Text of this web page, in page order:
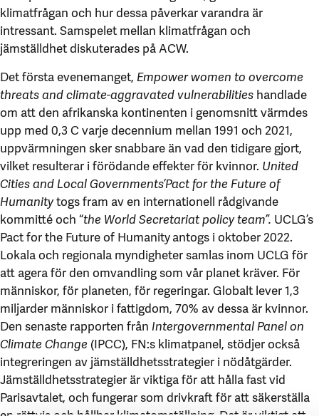
klimatfrågan och hur dessa påverkar varandra är
intressant. Samspelet mellan klimatfrågan och
jämställdhet diskuterades på ACW.
Det första evenemanget, Empower women to overcome
threats and climate-aggravated vulnerabilities handlade
om att den afrikanska kontinenten i genomsnitt värmdes
upp med 0,3 C varje decennium mellan 1991 och 2021,
uppvärmningen sker snabbare än vad den tidigare gjort,
vilket resulterar i förödande effekter för kvinnor. United
Cities and Local Governments’Pact for the Future of
Humanitytogs fram av en internationell rådgivande
kommitté och “the World Secretariat policy team”. UCLG’s
Pact for the Future of Humanityantogs i oktober 2022.
Lokala och regionala myndigheter samlas inom UCLG för
att agera för den omvandling som vår planet kräver. För
människor, för planeten, för regeringar. Globalt lever 1,3
miljarder människor i fattigdom, 70% av dessa är kvinnor.
Den senaste rapporten från Intergovernmental Panel on
Climate Change (IPCC), FN:s klimatpanel, stödjer också
integreringen av jämställdhetsstrategier i nödåtgärder.
Jämställdhetsstrategier är viktiga för att hålla fast vid
Parisavtalet, och fungerar som drivkraft för att säkerställa